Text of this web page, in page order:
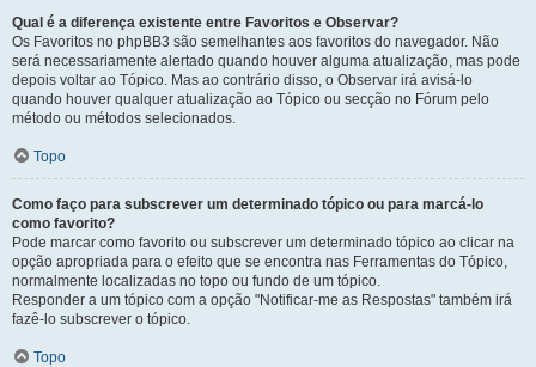
Qual é a diferença existente entre Favoritos e Observar?
Os Favoritos no phpBB3 são semelhantes aos favoritos do navegador. Não
será necessariamente alertado quando houver alguma atualização, mas pode
depois voltar ao Tópico. Mas ao contrário disso, o Observar irá avisá-lo
quando houver qualquer atualização ao Tópico ou secção no Fórum pelo
método ou métodos selecionados.
Topo
Como faço para subscrever um determinado tópico ou para marcá-lo
como favorito?
Pode marcar como favorito ou subscrever um determinado tópico ao clicar na
opção apropriada para o efeito que se encontra nas Ferramentas do Tópico,
normalmente localizadas no topo ou fundo de um tópico.
Responder a um tópico com a opção "Notificar-me as Respostas" também irá
fazê-lo subscrever o tópico.
Topo